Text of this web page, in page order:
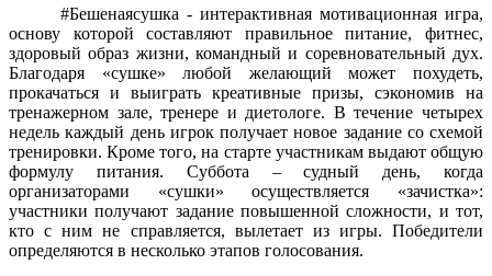
#Бешенаясушка - интерактивная мотивационная игра,
основу которой составляют правильное питание, фитнес,
здоровый образ жизни, командный и соревновательный дух.
Благодаря «сушке» любой желающий может похудеть,
прокачаться и выиграть креативные призы, сэкономив на
тренажерном зале, тренере и диетологе. В течение четырех
недель каждый день игрок получает новое задание со схемой
тренировки. Кроме того, на старте участникам выдают общую
формулу питания. Суббота – судный день, когда
организаторами «сушки» осуществляется «зачистка»:
участники получают задание повышенной сложности, и тот,
кто с ним не справляется, вылетает из игры. Победители
определяются в несколько этапов голосования.